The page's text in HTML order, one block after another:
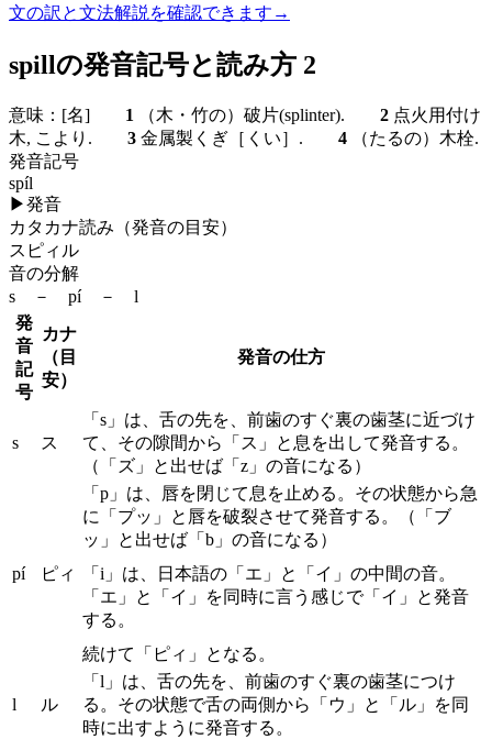
文の訳と文法解説を確認できます →
spillの発音記号と読み方 2
意味： [名] 1 （木・竹の）破片(splinter). 2 点火用付け
木, こより. 3 金属製くぎ［くい］. 4 （たるの）木栓.
発音記号
spíl
▶発音
カタカナ読み（発音の目安）
スピィル
音の分解
s － pí － l
発
音
記
号
カナ
（目
安）
発音の仕方
s ス
「s」は、舌の先を、前歯のすぐ裏の歯茎に近づけ
て、その隙間から「ス」と息を出して発音する。
（「ズ」と出せば「z」の音になる）
pí ピィ
「p」は、唇を閉じて息を止める。その状態から急
に「プッ」と唇を破裂させて発音する。（「ブ
ッ」と出せば「b」の音になる）
「i」は、日本語の「エ」と「イ」の中間の音。
「エ」と「イ」を同時に言う感じで「イ」と発音
する。
続けて「ピィ」となる。
l ル
「l」は、舌の先を、前歯のすぐ裏の歯茎につけ
る。その状態で舌の両側から「ウ」と「ル」を同
時に出すように発音する。